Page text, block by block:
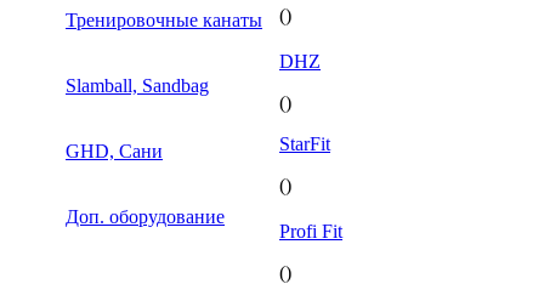
Тренировочные канаты
Slamball, Sandbag
GHD, Сани
Доп. оборудование
()
DHZ
()
StarFit
()
Profi Fit
()